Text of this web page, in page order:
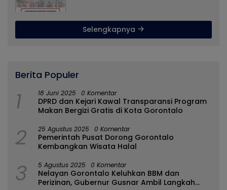
Selengkapnya
Berita Populer
1 18 Juni 2025 0 Komentar
DPRD dan Kejari Kawal Transparansi Program
Makan Bergizi Gratis di Kota Gorontalo
2 25 Agustus 2025 0 Komentar
Pemerintah Pusat Dorong Gorontalo
Kembangkan Wisata Halal
3 5 Agustus 2025 0 Komentar
Nelayan Gorontalo Keluhkan BBM dan
Perizinan, Gubernur Gusnar Ambil Langkah